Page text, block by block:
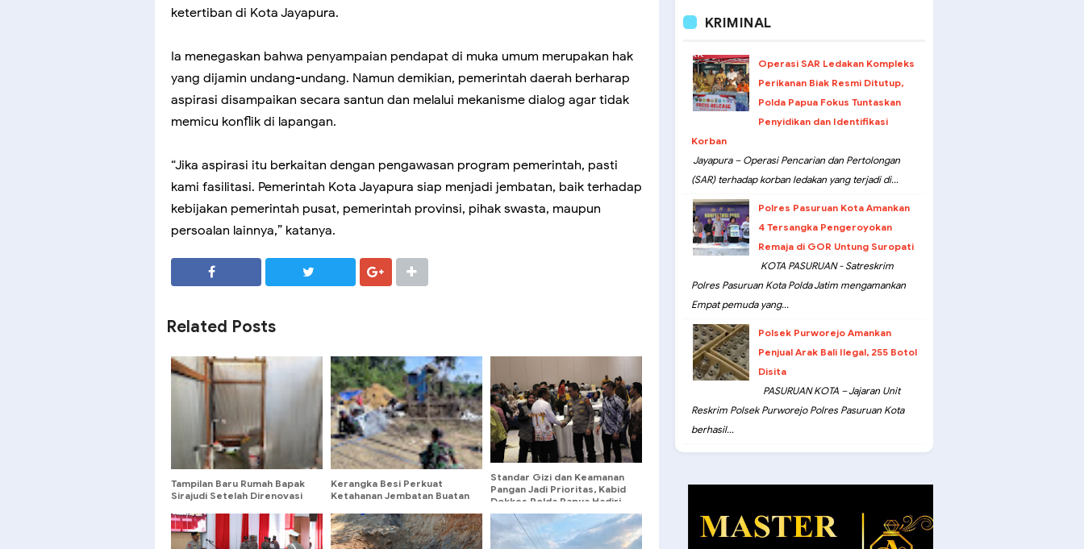
ketertiban di Kota Jayapura.
Ia menegaskan bahwa penyampaian pendapat di muka umum merupakan hak
yang dijamin undang-undang. Namun demikian, pemerintah daerah berharap
aspirasi disampaikan secara santun dan melalui mekanisme dialog agar tidak
memicu konflik di lapangan.
“Jika aspirasi itu berkaitan dengan pengawasan program pemerintah, pasti
kami fasilitasi. Pemerintah Kota Jayapura siap menjadi jembatan, baik terhadap
kebijakan pemerintah pusat, pemerintah provinsi, pihak swasta, maupun
persoalan lainnya,” katanya.
Related Posts
Tampilan Baru Rumah Bapak
Sirajudi Setelah Direnovasi
Kerangka Besi Perkuat
Ketahanan Jembatan Buatan
Standar Gizi dan Keamanan
Pangan Jadi Prioritas, Kabid
Dokkes Polda Papua Hadiri
Workshop Program Makan
Bergizi Gratis
KRIMINAL
Operasi SAR Ledakan Kompleks
Perikanan Biak Resmi Ditutup,
Polda Papua Fokus Tuntaskan
Penyidikan dan Identifikasi
Korban
Jayapura – Operasi Pencarian dan Pertolongan
(SAR) terhadap korban ledakan yang terjadi di...
Polres Pasuruan Kota Amankan
4 Tersangka Pengeroyokan
Remaja di GOR Untung Suropati
KOTA PASURUAN - Satreskrim
Polres Pasuruan Kota Polda Jatim mengamankan
Empat pemuda yang...
Polsek Purworejo Amankan
Penjual Arak Bali Ilegal, 255 Botol
Disita
PASURUAN KOTA – Jajaran Unit
Reskrim Polsek Purworejo Polres Pasuruan Kota
berhasil...